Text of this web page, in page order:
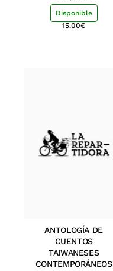
Disponible
15.00€
ANTOLOGÍA DE
CUENTOS
TAIWANESES
CONTEMPORÁNEOS